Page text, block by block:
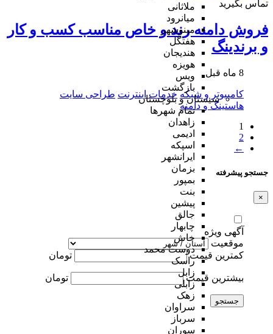
ملاثانی
میانرود
مینوشهر
هفتگل
هندیجان
هویزه
ویس
بازگشت
سیستان و بلوچستان
تمام شهر‌ها
زاهدان
ادیمی
اسپکه
ایرانشهر
بزمان
بمپور
بنت
پیشین
جالق
چابهار
خاش
دوست محمد
راسک
زابل
زابلی
زهک
سراوان
سرباز
سوران
تماس بگیرید
فروش دامنه رند و خاص مناسب کسب و کار
و برندینگ
8 ماه قبل
کامپیوتر و شبکه خدمات اینترنت طراحی سایت
هاستینگ و دامنه
1
2
←
جستجو پیشرفته
×
آگهی ویژه
موقعیت
کمترین قیمت
تومان
بیشترین قیمت تومان
جستجو